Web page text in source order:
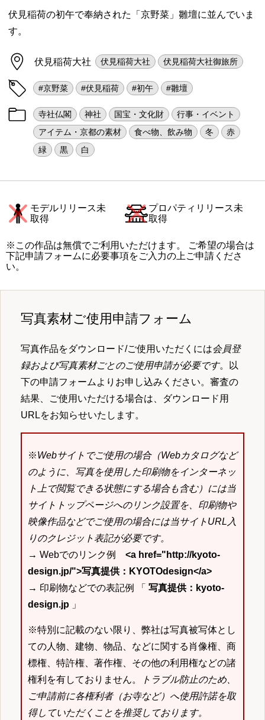
伏見稲荷の初午で奉納された「京野菜」雛壇に並んでいま
す。
伏見稲荷大社 伏見稲荷大社 伏見稲荷大社御旅所
#京野菜 #伏見稲荷 #初午 #雛壇
寺社仏閣 神社 国宝・文化財
行事・イベント
アイテム・京都の素材
食べ物、飲み物 冬
赤
緑
黒 白
モデルリリース未
取得
プロパティリリース未
取得
※この作品は無償でご利用いただけます。 ご希望の場合は
下記申請フォームに必要事項をご入力の上ご申請くださ
い。
写真素材ご使用申請フォーム
写真作品をダウンロード/ご使用いただくには会員登
録および写真素材ごとのご使用申請が必要です。以
下の申請フォームよりお申し込みください。審査の
結果、ご使用いただける場合は、ダウンロード用
URLをお知らせいたします。
※Webサイトでご使用の場合（Webカタログなど
のように、写真を使用した印刷物をインターネッ
ト上で閲覧できる状態にする場合も含む）には当
サイトトップページへのリンク設置を、印刷物や
映像作品などでご使用の場合には当サイトURL入
りのクレジット表記が必要です。
→ Webでのリンク例 <a href="http://kyoto-
design.jp/">写真提供：KYOTOdesign</a>
→ 印刷物などでの表記例 「 写真提供：kyoto-
design.jp 」
※特別に記載のない限り、弊社は写真被写体とし
ての人物、建物、物品、などに関する肖像権、商
標権、特許権、著作権、その他の利用権などの諸
権利を有しておりません。
トラブル防止のため、
ご申請前に各権利者（お寺など）へ使用許諾を取
得していただくことを推奨しております。